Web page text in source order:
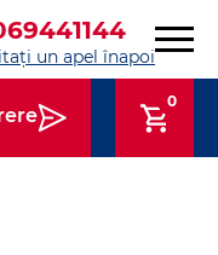
un apel înapoi
0